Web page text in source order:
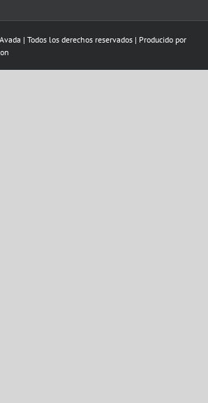
| Todos los derechos reservados | Producido por